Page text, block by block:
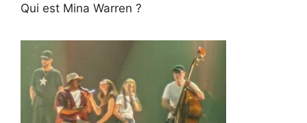
Qui est Mina Warren ?